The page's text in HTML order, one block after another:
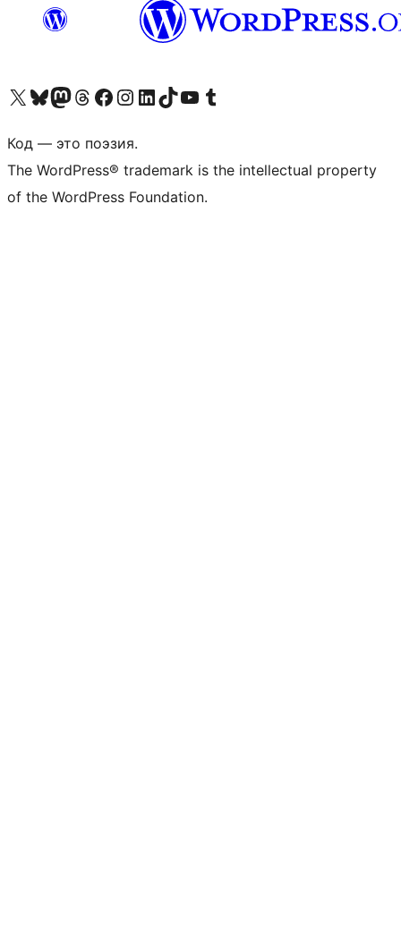
Посетите нас в X (ранее Twitter)
Посетите нашу учётную запись в Bluesky
Посетите нашу ленту в Mastodon
Посетите нашу учётную запись в Threads
Посетите нашу страницу на Facebook
Посетите наш Instagram
Посетите нашу страницу в LinkedIn
Посетите нашу учётную запись в TikTok
Посетите наш канал YouTube
Посетите нашу учётную запись в Tumblr
Код — это поэзия.
The WordPress® trademark is the intellectual property
of the WordPress Foundation.